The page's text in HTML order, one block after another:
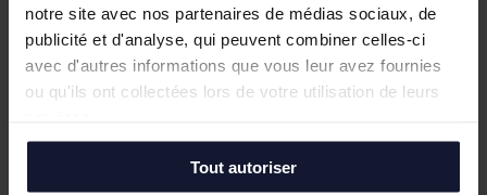
notre site avec nos partenaires de médias sociaux, de
publicité et d'analyse, qui peuvent combiner celles-ci
avec d'autres informations que vous leur avez fournies
ou qu'ils ont collectées lors de votre utilisation de leurs
Tout autoriser